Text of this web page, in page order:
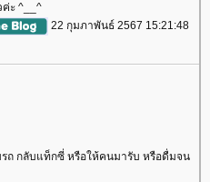
ะ ^__^
22 กุมภาพันธ์ 2567 15:21:48
ถ กลับแท็กซี่ หรือให้คนมารับ หรือดื่มจน